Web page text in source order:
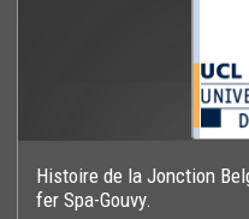
Histoire de la Jonction
fer Spa-Gouvy.